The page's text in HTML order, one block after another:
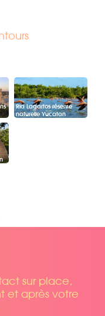
Ria Lagartos réserve
naturelle Yucatan
sur place,
et après votre